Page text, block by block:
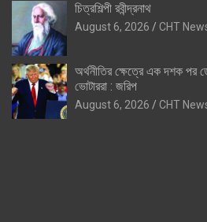
চিত্রশিল্পী রবীন্দ্রনাথ
August 6, 2026 CHT
অর্থনীতির ক্ষেত্রে এক দশক পর
ভোটাররা : জরিপ
August 6, 2026 CHT